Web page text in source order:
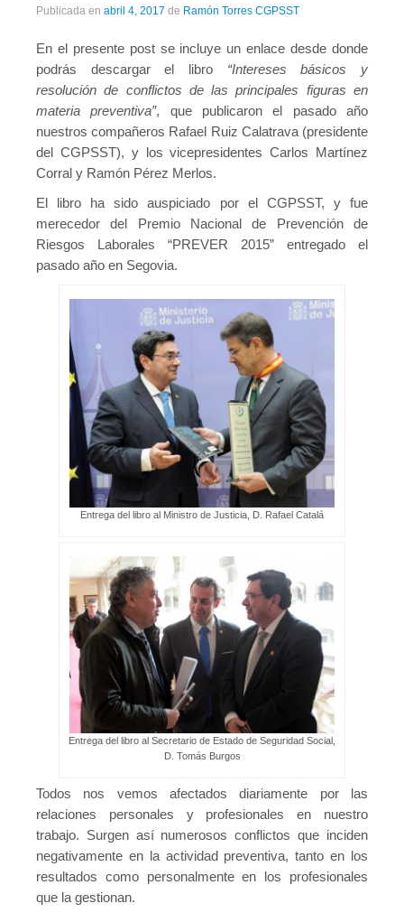
Publicada en abril 4, 2017 de Ramón Torres CGPSST
En el presente post se incluye un enlace desde donde
podrás descargar el libro “Intereses básicos y
resolución de conflictos de las principales figuras en
materia preventiva”, que publicaron el pasado año
nuestros compañeros Rafael Ruiz Calatrava (presidente
del CGPSST), y los vicepresidentes Carlos Martínez
Corral y Ramón Pérez Merlos.
El libro ha sido auspiciado por el CGPSST, y fue
merecedor del Premio Nacional de Prevención de
Riesgos Laborales “PREVER 2015” entregado el
pasado año en Segovia.
Entrega del libro al Ministro de Justicia, D. Rafael Catalá
Entrega del libro al Secretario de Estado de Seguridad Social,
D. Tomás Burgos
Todos nos vemos afectados diariamente por las
relaciones personales y profesionales en nuestro
trabajo. Surgen así numerosos conflictos que inciden
negativamente en la actividad preventiva, tanto en los
resultados como personalmente en los profesionales
que la gestionan.